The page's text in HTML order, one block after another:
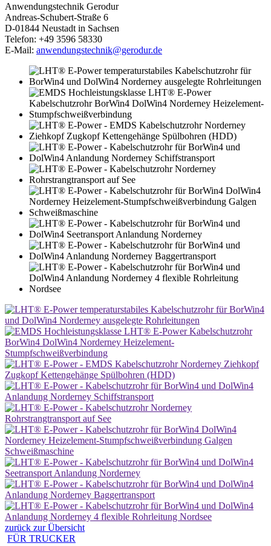
Anwendungstechnik Gerodur
Andreas-Schubert-Straße 6
D-01844 Neustadt in Sachsen
Telefon: +49 3596 58330
E-Mail: anwendungstechnik@gerodur.de
zurück zur Übersicht
FÜR TRUCKER